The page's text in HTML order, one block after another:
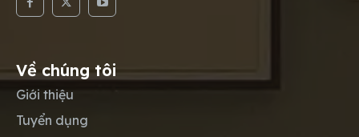
Về chúng tôi
Giới thiệu
Tuyển dụng